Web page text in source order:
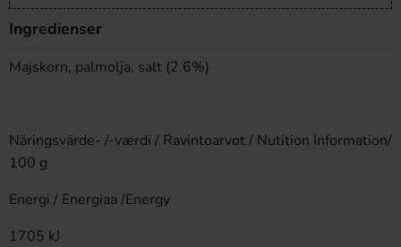
Ingredienser
Majskorn, palmolja, salt (2.6%)
Näringsvärde- /-værdi / Ravintoarvot / Nutition Information/
100 g
Energi / Energiaa /Energy
1705 kJ